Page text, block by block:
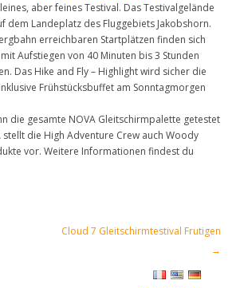
aber feines Testival. Das Testivalgelände
dem Landeplatz des Fluggebiets Jakobshorn.
erreichbaren Startplätzen finden sich
Aufstiegen von 40 Minuten bis 3 Stunden
Das Hike and Fly – Highlight wird sicher die
Frühstücksbuffet am Sonntagmorgen
die gesamte NOVA Gleitschirmpalette getestet
die High Adventure Crew auch Woody
vor. Weitere Informationen findest du
Cloud 7 Gleitschirmtestival Frutigen
→